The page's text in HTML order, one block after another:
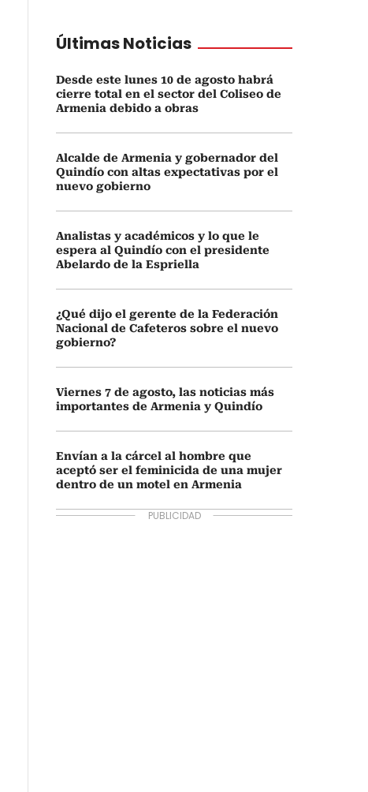
Últimas Noticias
Desde este lunes 10 de agosto habrá
cierre total en el sector del Coliseo de
Armenia debido a obras
Alcalde de Armenia y gobernador del
Quindío con altas expectativas por el
nuevo gobierno
Analistas y académicos y lo que le
espera al Quindío con el presidente
Abelardo de la Espriella
¿Qué dijo el gerente de la Federación
Nacional de Cafeteros sobre el nuevo
gobierno?
Viernes 7 de agosto, las noticias más
importantes de Armenia y Quindío
Envían a la cárcel al hombre que
aceptó ser el feminicida de una mujer
dentro de un motel en Armenia